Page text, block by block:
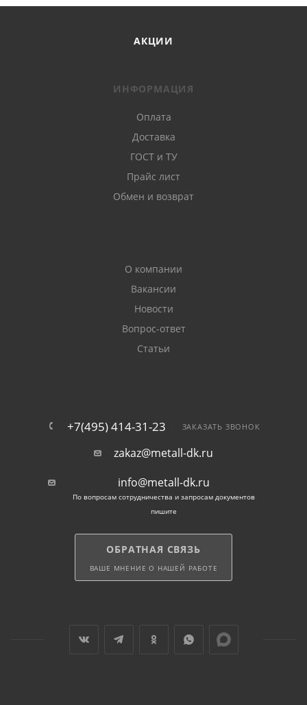
АКЦИИ
ИНФОРМАЦИЯ
Оплата
Доставка
ГОСТ и ТУ
Прайс лист
Обмен и возврат
О компании
Вакансии
Новости
Вопрос-ответ
Статьи
+7(495) 414-31-23 ЗАКАЗАТЬ ЗВОНОК
zakaz@metall-dk.ru
info@metall-dk.ru
По вопросам сотрудничества и запросам документов
пишите
ОБРАТНАЯ СВЯЗЬ
ВАШЕ МНЕНИЕ О НАШЕЙ РАБОТЕ